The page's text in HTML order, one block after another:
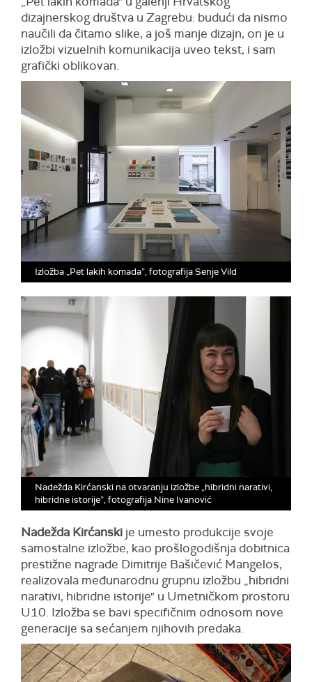
dizajnerskog društva u Zagrebu: budući da nismo
naučili da čitamo slike, a još manje dizajn, on je u
izložbi vizuelnih komunikacija uveo tekst, i sam
grafički oblikovan.
Izložba „Pet lakih komada”, fotografija Senje Vild
Nadežda Kirćanski na otvaranju izložbe „hibridni narativi,
hibridne istorije”, fotografija Nine Ivanović
Nadežda Kirćanski je umesto produkcije svoje
samostalne izložbe, kao prošlogodišnja dobitnica
prestižne nagrade Dimitrije Bašičević Mangelos,
realizovala međunarodnu grupnu izložbu „hibridni
narativi, hibridne istorije" u Umetničkom prostoru
U10. Izložba se bavi specifičnim odnosom nove
generacije sa sećanjem njihovih predaka.